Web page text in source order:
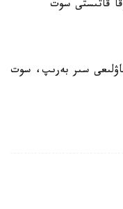
قاتىستى سوت
سىر بەرىپ، سوت